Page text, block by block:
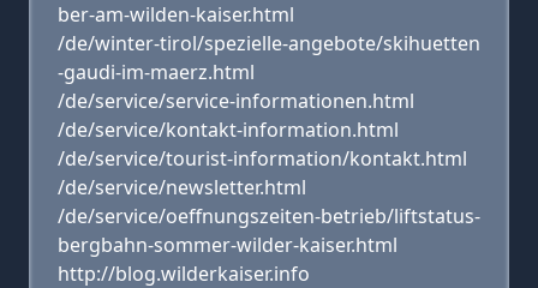
ber-am-wilden-kaiser.html
/de/winter-tirol/spezielle-angebote/skihuetten
-gaudi-im-maerz.html
/de/service/service-informationen.html
/de/service/kontakt-information.html
/de/service/tourist-information/kontakt.html
/de/service/newsletter.html
/de/service/oeffnungszeiten-betrieb/liftstatus-
bergbahn-sommer-wilder-kaiser.html
http://blog.wilderkaiser.info